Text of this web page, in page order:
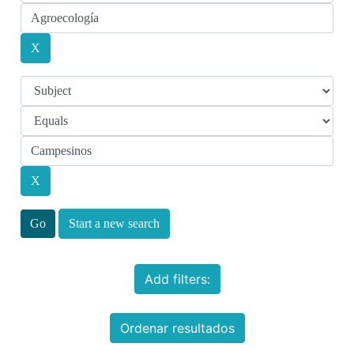
Start a new search
Add filters:
Ordenar resultados